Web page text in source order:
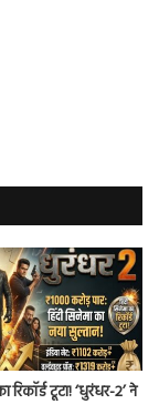
रिकॉर्ड टूटा! ‘धुरंधर-2’ ने